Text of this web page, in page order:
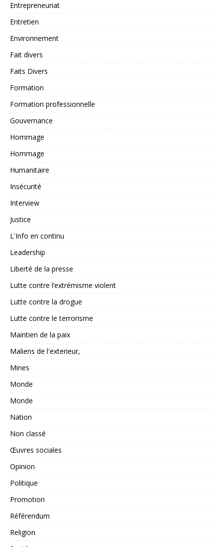
Entrepreneuriat
Entretien
Environnement
Fait divers
Faits Divers
Formation
Formation professionnelle
Gouvernance
Hommage
Hommage
Humanitaire
Insécurité
Interview
Justice
L'Info en continu
Leadership
Liberté de la presse
Lutte contre l’extrémisme violent
Lutte contre la drogue
Lutte contre le terrorisme
Maintien de la paix
Maliens de l'exterieur,
Mines
Monde
Monde
Nation
Non classé
Œuvres sociales
Opinion
Politique
Promotion
Référendum
Religion